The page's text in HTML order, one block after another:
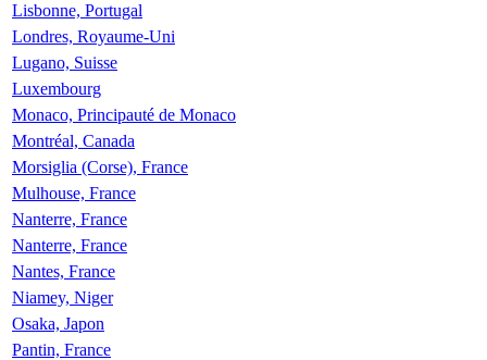
Lisbonne, Portugal
Londres, Royaume-Uni
Lugano, Suisse
Luxembourg
Monaco, Principauté de Monaco
Montréal, Canada
Morsiglia (Corse), France
Mulhouse, France
Nanterre, France
Nanterre, France
Nantes, France
Niamey, Niger
Osaka, Japon
Pantin, France